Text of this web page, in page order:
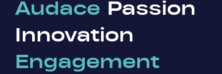
Audace Passion
Innovation
Engagement